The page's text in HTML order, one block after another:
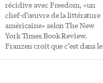
récidive avec Freedom, «un
chef-d’œuvre de la littérature
américaine» selon The New
York Times Book Review.
Franzen croit que c’est dans le